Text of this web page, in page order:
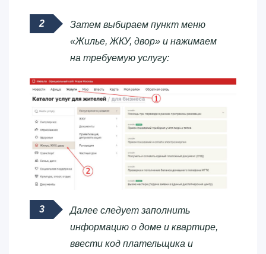
Затем выбираем пункт меню
«Жилье, ЖКУ, двор» и нажимаем
на требуемую услугу:
Далее следует заполнить
информацию о доме и квартире,
ввести код плательщика и